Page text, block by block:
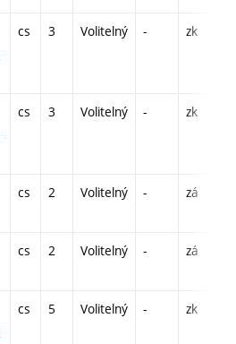
cs 3 Volitelný - zk
cs 3 Volitelný - zk
cs 2 Volitelný - zá
cs 2 Volitelný - zá
cs 5 Volitelný - zk